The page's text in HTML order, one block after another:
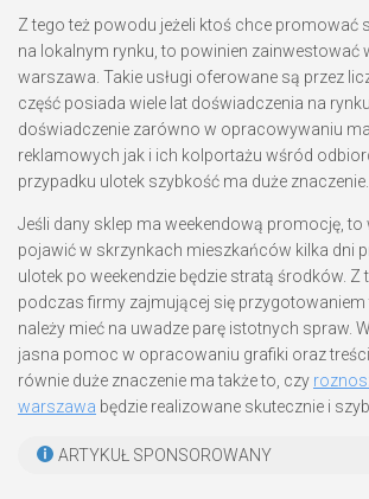
Z tego też powodu jeżeli ktoś chce promować
na lokalnym rynku, to powinien zainwestować
warszawa. Takie usługi oferowane są przez
część posiada wiele lat doświadczenia na
doświadczenie zarówno w opracowywaniu
reklamowych jak i ich kolportażu wśród
przypadku ulotek szybkość ma duże znaczenie.
Jeśli dany sklep ma weekendową promocję,
pojawić w skrzynkach mieszkańców kilka dni
ulotek po weekendzie będzie stratą środków. Z
podczas firmy zajmującej się przygotowaniem
należy mieć na uwadze parę istotnych spraw.
jasna pomoc w opracowaniu grafiki oraz
równie duże znaczenie ma także to, czy
warszawa będzie realizowane skutecznie i
ARTYKUŁ SPONSOROWANY